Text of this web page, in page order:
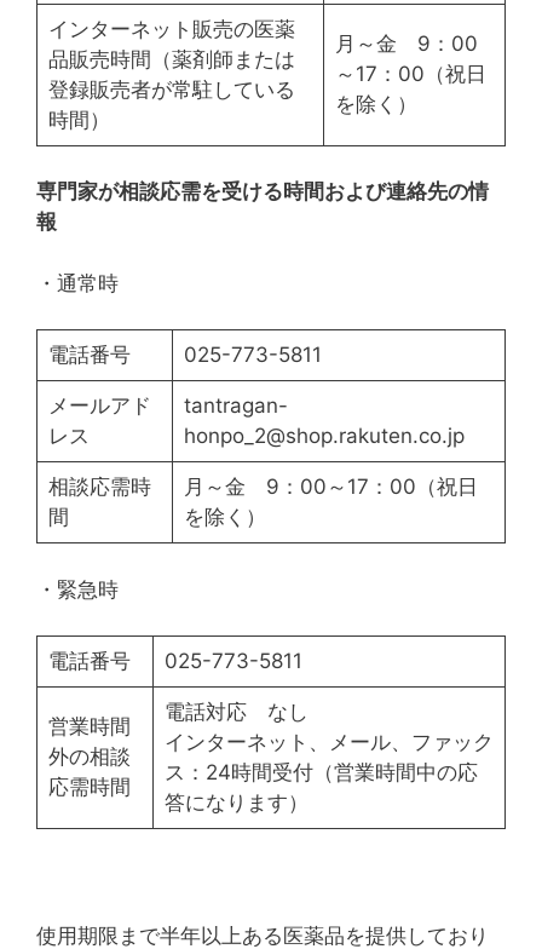
インターネット販売の医薬
品販売時間（薬剤師または
登録販売者が常駐している
時間）
月～金 9：00
～17：00（祝日
を除く）
専門家が相談応需を受ける時間および連絡先の情
報
・通常時
電話番号 025-773-5811
メールアド
レス
tantragan-
honpo_2@shop.rakuten.co.jp
相談応需時
間
月～金 9：00～17：00（祝日
を除く）
・緊急時
電話番号 025-773-5811
営業時間
外の相談
応需時間
電話対応 なし
インターネット、メール、ファック
ス：24時間受付（営業時間中の応
答になります）
使用期限まで半年以上ある医薬品を提供しており